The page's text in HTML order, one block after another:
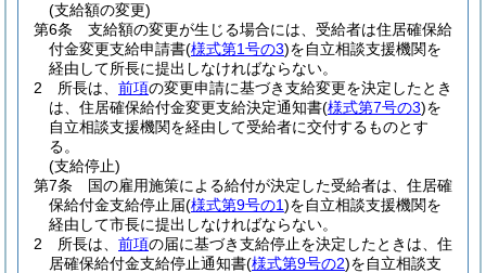
(支給額の変更)
第6条
支給額の変更が生じる場合には、受給者は住居確保給
付金変更支給申請書(様式第1号の3)を自立相談支援機関を
経由して所長に提出しなければならない。
2
所長は、 前項の変更申請に基づき支給変更を決定したとき
は、住居確保給付金変更支給決定通知書(様式第7号の3)を
自立相談支援機関を経由して受給者に交付するものとす
る。
(支給停止)
第7条
国の雇用施策による給付が決定した受給者は、住居確
保給付金支給停止届(様式第9号の1)を自立相談支援機関を
経由して市長に提出しなければならない。
2
所長は、 前項の届に基づき支給停止を決定したときは、住
居確保給付金支給停止通知書(様式第9号の2)を自立相談支